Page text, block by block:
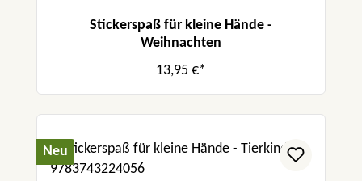
Stickerspaß für kleine Hände -
Weihnachten
13,95 €*
Neu